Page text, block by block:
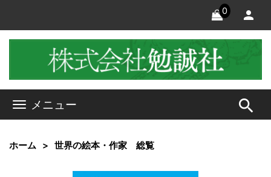
0
メニュー search
ホーム 世界の絵本・作家 総覧